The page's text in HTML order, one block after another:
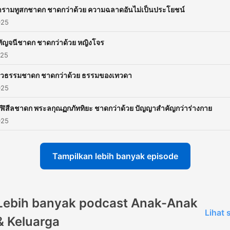
รามทูสกชาดก ชาดกว่าด้วย ความฉลาดอันไม่เป็นประโยชน์
ญจนีชาดก ชาดกว่าด้วย หญิงโจร
ธรรมชาดก ชาดกว่าด้วย ธรรมของเทวดา
ฬิสีลชาดก พระลกุณฏกภัททิยะ ชาดกว่าด้วย ปัญญาสำคัญกว่าร่างกาย
Tampilkan lebih banyak episode
banyak podcast Anak-Anak
Keluarga
Lihat